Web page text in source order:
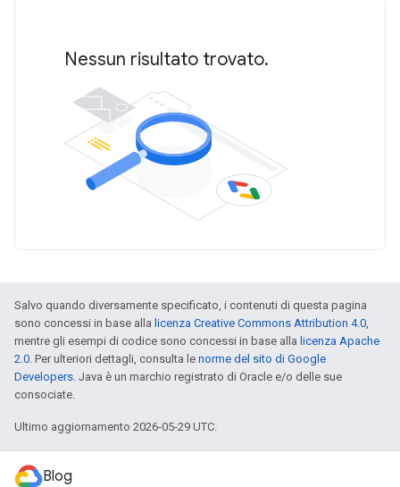
Nessun risultato trovato.
Salvo quando diversamente specificato, i contenuti di questa pagina
sono concessi in base alla licenza Creative Commons Attribution 4.0,
mentre gli esempi di codice sono concessi in base alla licenza Apache
2.0. Per ulteriori dettagli, consulta le norme del sito di Google
Developers. Java è un marchio registrato di Oracle e/o delle sue
consociate.
Ultimo aggiornamento 2026-05-29 UTC.
Blog